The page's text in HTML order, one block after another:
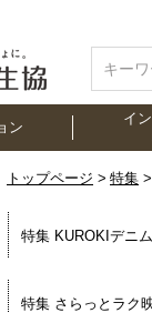
ン
イ
トップページ 特集
特集 KUROKIデニム
特集 さらっとラク